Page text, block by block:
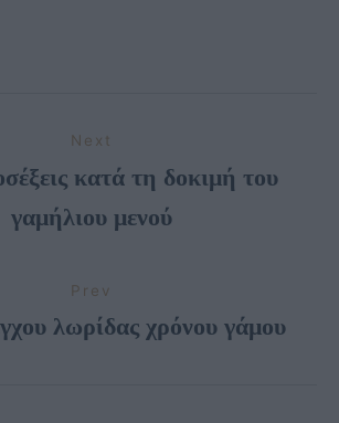
Next
κατά τη δοκιμή του
γαμήλιου μενού
Prev
λωρίδας χρόνου γάμου